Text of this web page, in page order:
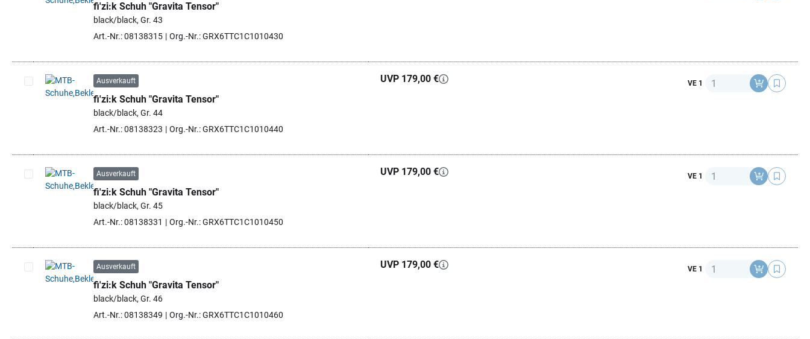
Artikel auswählen
fi'zi:k Schuh "Gravita Tensor"
black/black, Gr. 43
Art.-Nr.: 08138315
Org.-Nr.: GRX6TTC1C1010430
Artikel auswählen
Ausverkauft
fi'zi:k Schuh "Gravita Tensor"
black/black, Gr. 44
Art.-Nr.: 08138323
Org.-Nr.: GRX6TTC1C1010440
UVP 179,00 € VE 1 Anzahl
Artikel auswählen
Ausverkauft
fi'zi:k Schuh "Gravita Tensor"
black/black, Gr. 45
Art.-Nr.: 08138331
Org.-Nr.: GRX6TTC1C1010450
UVP 179,00 € VE 1 Anzahl
Artikel auswählen
Ausverkauft
fi'zi:k Schuh "Gravita Tensor"
black/black, Gr. 46
Art.-Nr.: 08138349
Org.-Nr.: GRX6TTC1C1010460
UVP 179,00 € VE 1 Anzahl